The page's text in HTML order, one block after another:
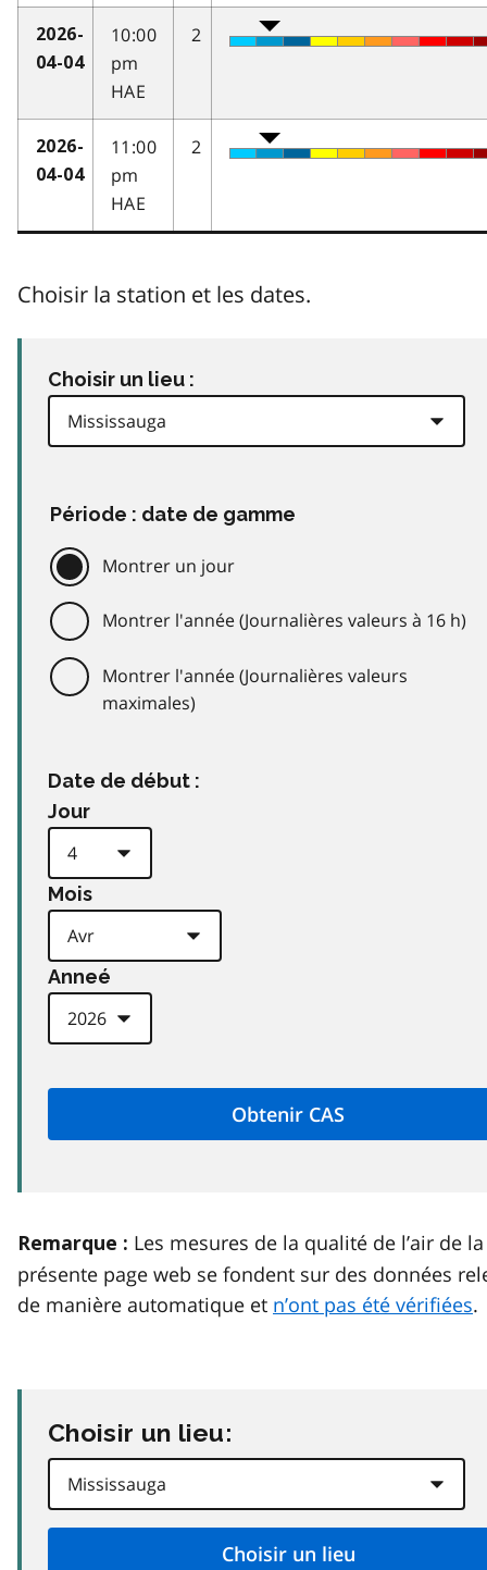
2026-
04-04
10:00
pm
HAE
2
2026-
04-04
11:00
pm
HAE
2
Choisir la station et les dates.
Choisir un lieu :
Période : date de gamme
Montrer un jour
Montrer l'année (Journalières valeurs à 16 h)
Montrer l'année (Journalières valeurs
maximales)
Date de début :
Jour
Mois
Anneé
Remarque : Les mesures de la qualité de l’air de la
présente page web se fondent sur des données
de manière automatique et n’ont pas été vérifiées.
Choisir un lieu: